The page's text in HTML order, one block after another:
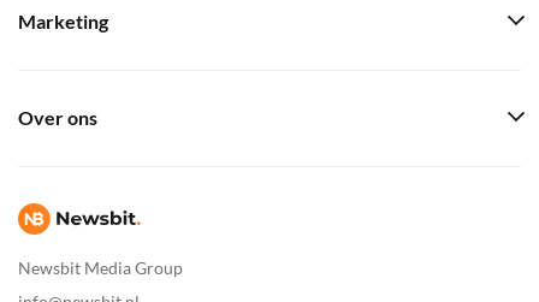
Newsbit Media Group
Marketing
Over ons